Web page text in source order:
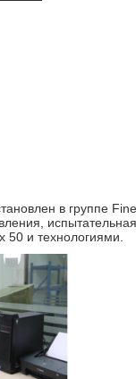
в группе
и технологиями.